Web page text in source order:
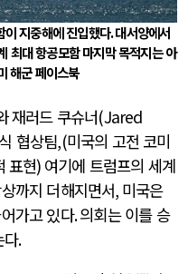
이 지중해에 진입했다.대서양에서
최대 항공모함 마지막 목적지는 아
해군 페이스북
재러드 쿠슈너(Jared
협상팀,(미국의 고전 코미
표현) 여기에 트럼프의 세계
까지 더해지면서, 미국은
가고 있다.의회는 이를 승
다.